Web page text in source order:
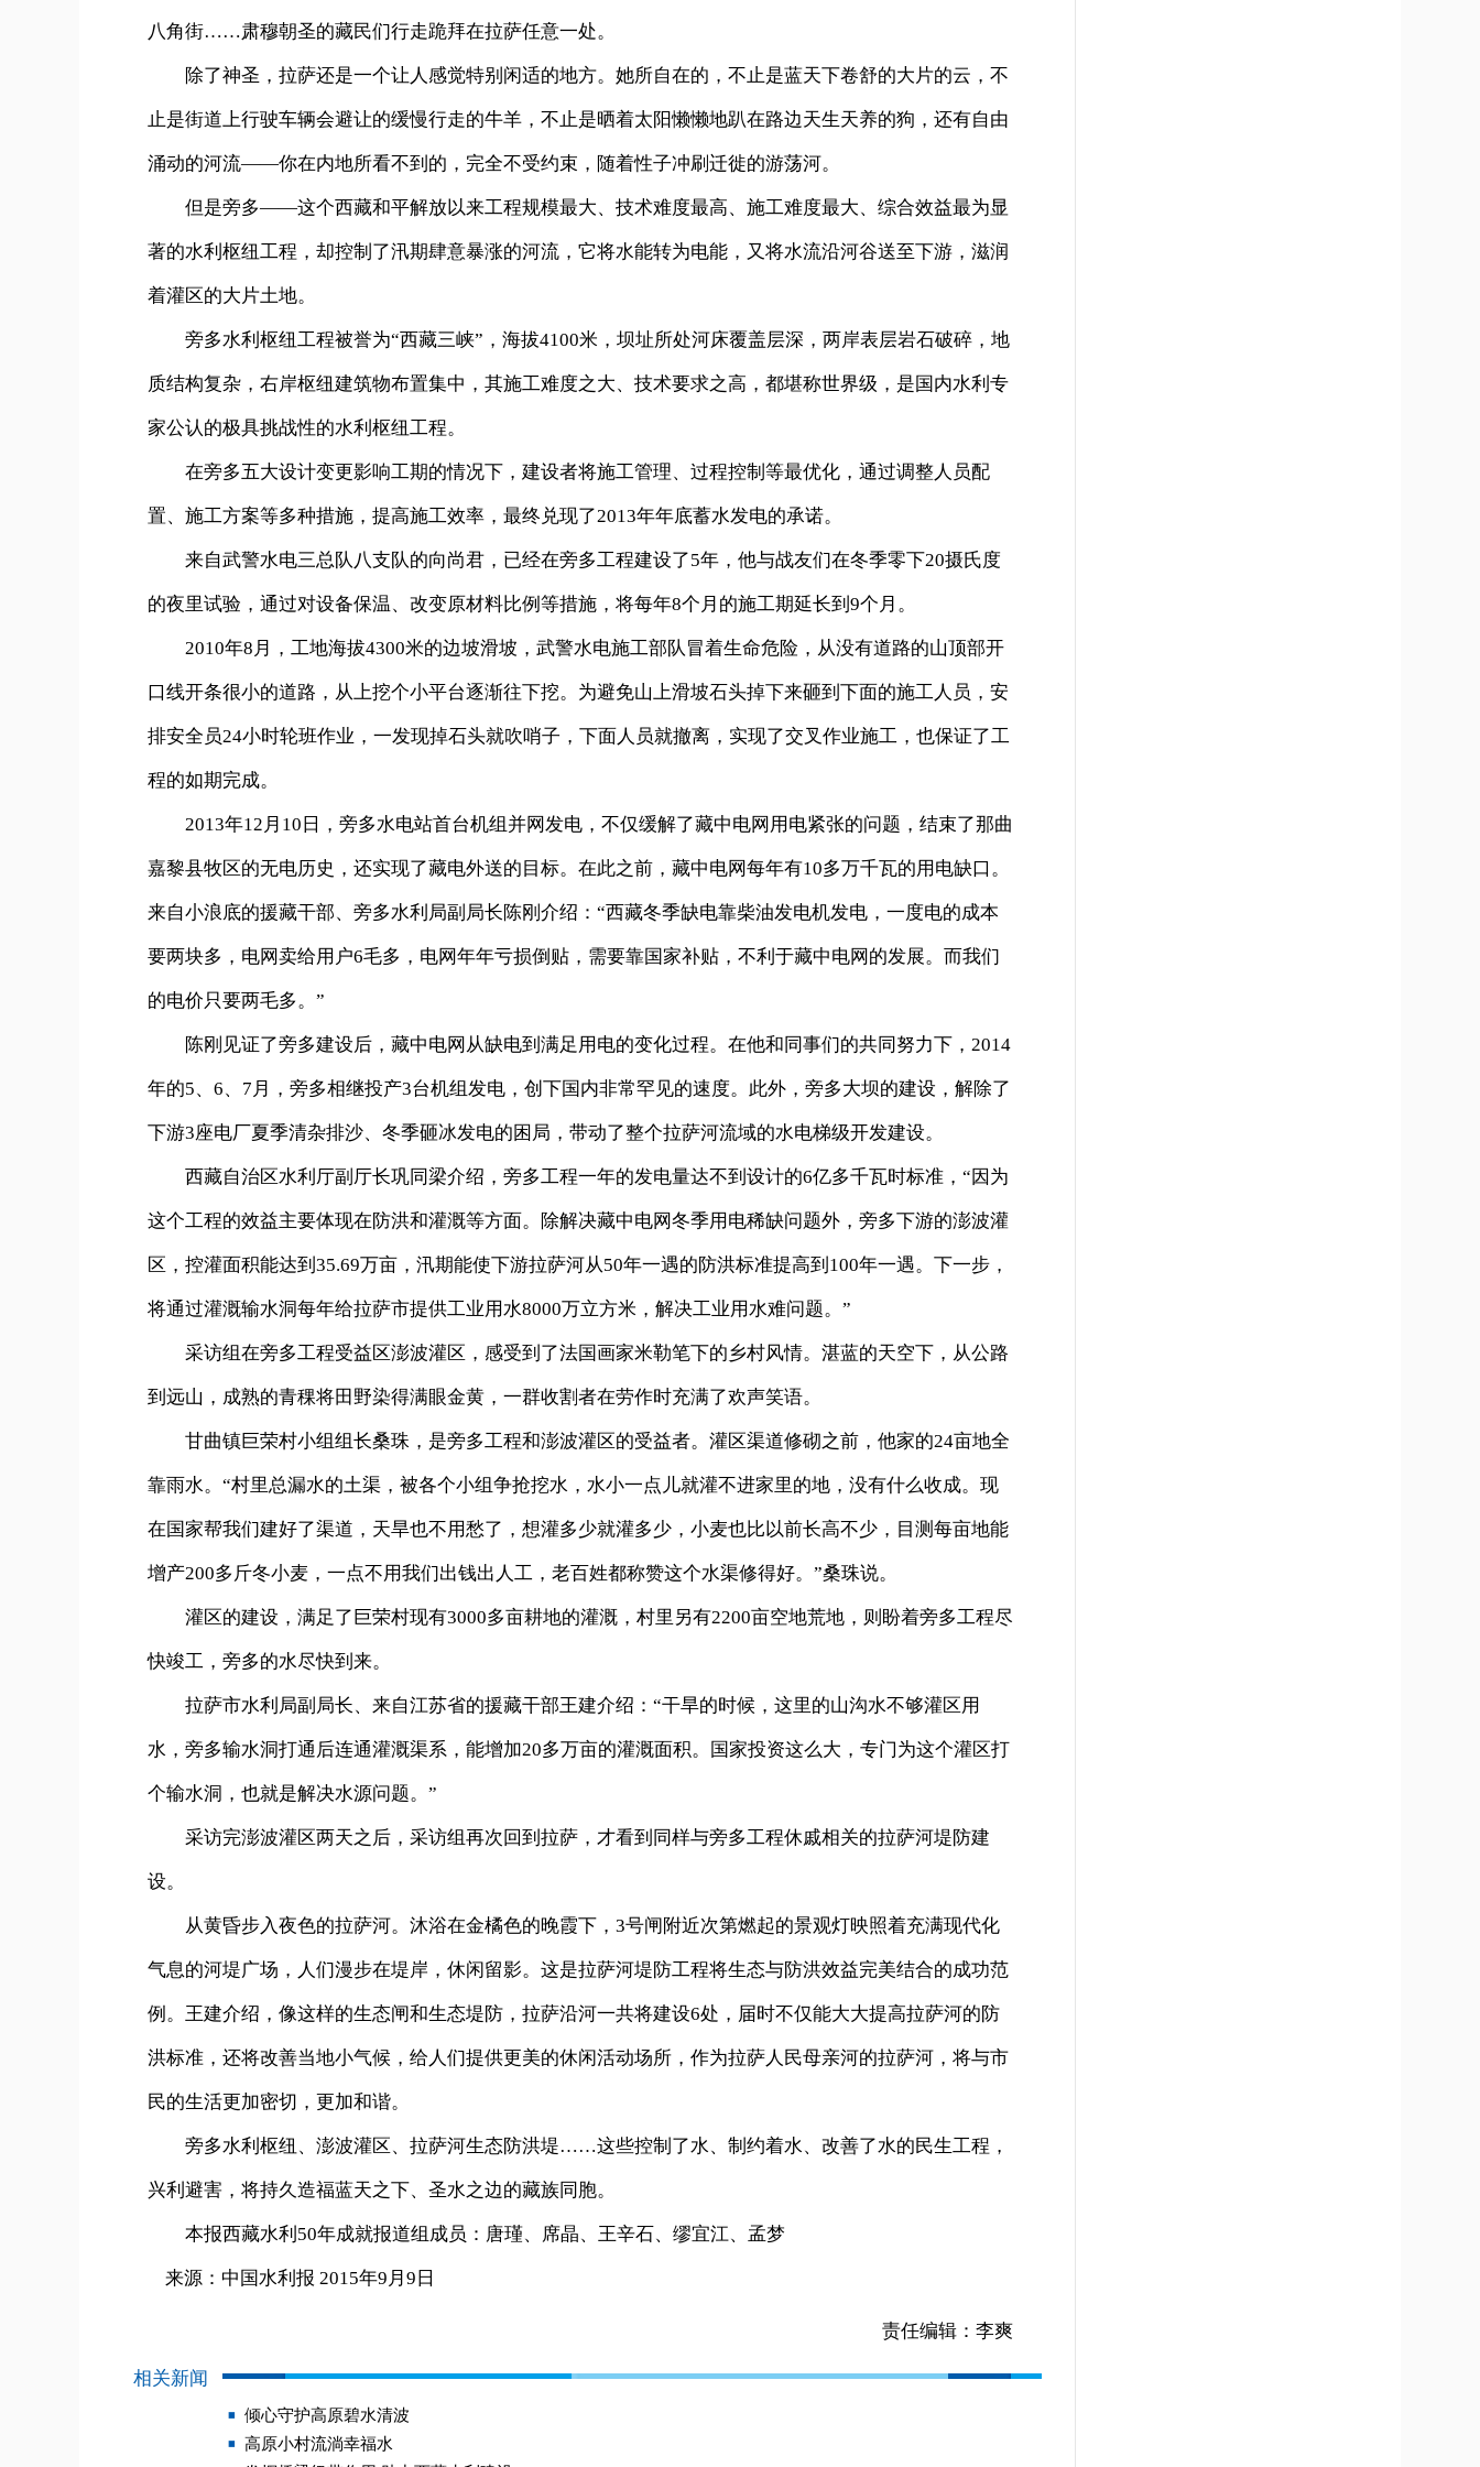
八角街……肃穆朝圣的藏民们行走跪拜在拉萨任意一处。
除了神圣，拉萨还是一个让人感觉特别闲适的地方。她所自在的，不止是蓝天下卷舒的大片的云，不
止是街道上行驶车辆会避让的缓慢行走的牛羊，不止是晒着太阳懒懒地趴在路边天生天养的狗，还有自由
涌动的河流——你在内地所看不到的，完全不受约束，随着性子冲刷迁徙的游荡河。
但是旁多——这个西藏和平解放以来工程规模最大、技术难度最高、施工难度最大、综合效益最为显
著的水利枢纽工程，却控制了汛期肆意暴涨的河流，它将水能转为电能，又将水流沿河谷送至下游，滋润
着灌区的大片土地。
旁多水利枢纽工程被誉为“西藏三峡”，海拔4100米，坝址所处河床覆盖层深，两岸表层岩石破碎，地
质结构复杂，右岸枢纽建筑物布置集中，其施工难度之大、技术要求之高，都堪称世界级，是国内水利专
家公认的极具挑战性的水利枢纽工程。
在旁多五大设计变更影响工期的情况下，建设者将施工管理、过程控制等最优化，通过调整人员配
置、施工方案等多种措施，提高施工效率，最终兑现了2013年年底蓄水发电的承诺。
来自武警水电三总队八支队的向尚君，已经在旁多工程建设了5年，他与战友们在冬季零下20摄氏度
的夜里试验，通过对设备保温、改变原材料比例等措施，将每年8个月的施工期延长到9个月。
2010年8月，工地海拔4300米的边坡滑坡，武警水电施工部队冒着生命危险，从没有道路的山顶部开
口线开条很小的道路，从上挖个小平台逐渐往下挖。为避免山上滑坡石头掉下来砸到下面的施工人员，安
排安全员24小时轮班作业，一发现掉石头就吹哨子，下面人员就撤离，实现了交叉作业施工，也保证了工
程的如期完成。
2013年12月10日，旁多水电站首台机组并网发电，不仅缓解了藏中电网用电紧张的问题，结束了那曲
嘉黎县牧区的无电历史，还实现了藏电外送的目标。在此之前，藏中电网每年有10多万千瓦的用电缺口。
来自小浪底的援藏干部、旁多水利局副局长陈刚介绍：“西藏冬季缺电靠柴油发电机发电，一度电的成本
要两块多，电网卖给用户6毛多，电网年年亏损倒贴，需要靠国家补贴，不利于藏中电网的发展。而我们
的电价只要两毛多。”
陈刚见证了旁多建设后，藏中电网从缺电到满足用电的变化过程。在他和同事们的共同努力下，2014
年的5、6、7月，旁多相继投产3台机组发电，创下国内非常罕见的速度。此外，旁多大坝的建设，解除了
下游3座电厂夏季清杂排沙、冬季砸冰发电的困局，带动了整个拉萨河流域的水电梯级开发建设。
西藏自治区水利厅副厅长巩同梁介绍，旁多工程一年的发电量达不到设计的6亿多千瓦时标准，“因为
这个工程的效益主要体现在防洪和灌溉等方面。除解决藏中电网冬季用电稀缺问题外，旁多下游的澎波灌
区，控灌面积能达到35.69万亩，汛期能使下游拉萨河从50年一遇的防洪标准提高到100年一遇。下一步，
将通过灌溉输水洞每年给拉萨市提供工业用水8000万立方米，解决工业用水难问题。”
采访组在旁多工程受益区澎波灌区，感受到了法国画家米勒笔下的乡村风情。湛蓝的天空下，从公路
到远山，成熟的青稞将田野染得满眼金黄，一群收割者在劳作时充满了欢声笑语。
甘曲镇巨荣村小组组长桑珠，是旁多工程和澎波灌区的受益者。灌区渠道修砌之前，他家的24亩地全
靠雨水。“村里总漏水的土渠，被各个小组争抢挖水，水小一点儿就灌不进家里的地，没有什么收成。现
在国家帮我们建好了渠道，天旱也不用愁了，想灌多少就灌多少，小麦也比以前长高不少，目测每亩地能
增产200多斤冬小麦，一点不用我们出钱出人工，老百姓都称赞这个水渠修得好。”桑珠说。
灌区的建设，满足了巨荣村现有3000多亩耕地的灌溉，村里另有2200亩空地荒地，则盼着旁多工程尽
快竣工，旁多的水尽快到来。
拉萨市水利局副局长、来自江苏省的援藏干部王建介绍：“干旱的时候，这里的山沟水不够灌区用
水，旁多输水洞打通后连通灌溉渠系，能增加20多万亩的灌溉面积。国家投资这么大，专门为这个灌区打
个输水洞，也就是解决水源问题。”
采访完澎波灌区两天之后，采访组再次回到拉萨，才看到同样与旁多工程休戚相关的拉萨河堤防建
设。
从黄昏步入夜色的拉萨河。沐浴在金橘色的晚霞下，3号闸附近次第燃起的景观灯映照着充满现代化
气息的河堤广场，人们漫步在堤岸，休闲留影。这是拉萨河堤防工程将生态与防洪效益完美结合的成功范
例。王建介绍，像这样的生态闸和生态堤防，拉萨沿河一共将建设6处，届时不仅能大大提高拉萨河的防
洪标准，还将改善当地小气候，给人们提供更美的休闲活动场所，作为拉萨人民母亲河的拉萨河，将与市
民的生活更加密切，更加和谐。
旁多水利枢纽、澎波灌区、拉萨河生态防洪堤……这些控制了水、制约着水、改善了水的民生工程，
兴利避害，将持久造福蓝天之下、圣水之边的藏族同胞。
本报西藏水利50年成就报道组成员：唐瑾、席晶、王辛石、缪宜江、孟梦
来源：中国水利报 2015年9月9日
责任编辑：李爽
相关新闻
倾心守护高原碧水清波
高原小村流淌幸福水